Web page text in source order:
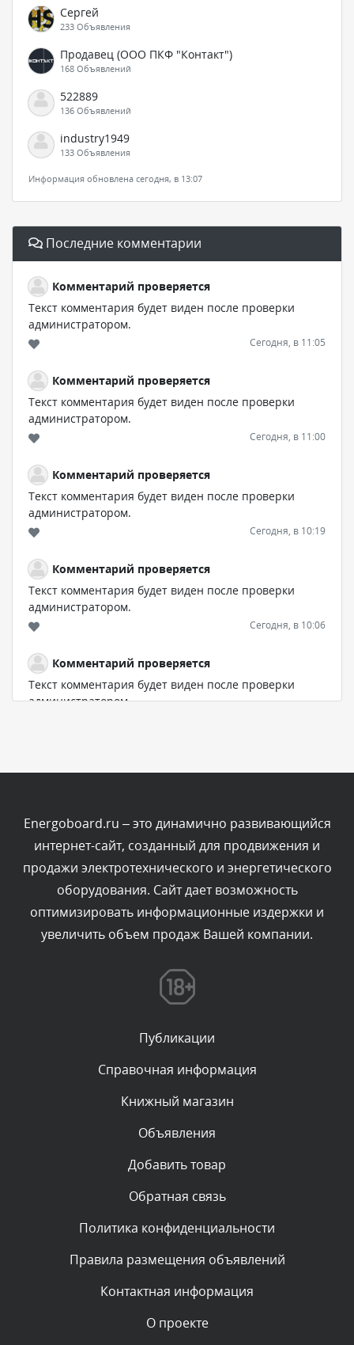
Сергей
233 Объявления
Продавец (ООО ПКФ "Контакт")
168 Объявлений
522889
136 Объявлений
industry1949
133 Объявления
Информация обновлена сегодня, в 13:07
Последние комментарии
Комментарий проверяется
Текст комментария будет виден после проверки
администратором.
Сегодня, в 11:05
Комментарий проверяется
Текст комментария будет виден после проверки
администратором.
Сегодня, в 11:00
Комментарий проверяется
Текст комментария будет виден после проверки
администратором.
Сегодня, в 10:19
Комментарий проверяется
Текст комментария будет виден после проверки
администратором.
Сегодня, в 10:06
Комментарий проверяется
Текст комментария будет виден после проверки
администратором.
Комментарий проверяется
Текст комментария будет виден после проверки
администратором.
Сегодня, в 04:34
Комментарий проверяется
Текст комментария будет виден после проверки
Комментарий проверяется
Текст комментария будет виден после проверки
администратором.
Комментарий проверяется
администратором.
Комментарий проверяется
администратором.
Комментарий проверяется
Energoboard.ru – это динамично развивающийся
интернет-сайт, созданный для продвижения и
продажи электротехнического и энергетического
оборудования. Сайт дает возможность
оптимизировать информационные издержки и
увеличить объем продаж Вашей компании.
Публикации
Справочная информация
Книжный магазин
Объявления
Добавить товар
Обратная связь
Политика конфиденциальности
Правила размещения объявлений
Контактная информация
О проекте